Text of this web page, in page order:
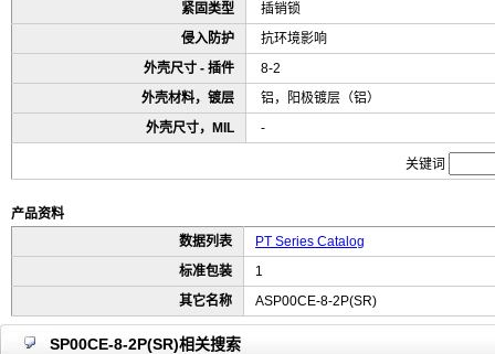
紧固类型
插销锁
侵入防护
抗环境影响
外壳尺寸 - 插件
8-2
外壳材料，镀层
铝，阳极镀层（铝）
外壳尺寸，MIL
-
关键词
产品资料
数据列表
PT Series Catalog
标准包装
1
其它名称
ASP00CE-8-2P(SR)
SP00CE-8-2P(SR)相关搜索